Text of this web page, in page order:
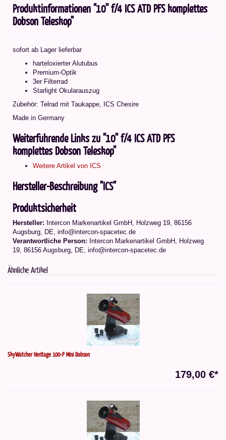
Produktinformationen "10'' f/4 ICS ATD PFS komplettes
Dobson Teleskop"
sofort ab Lager lieferbar
harteloxierter Alutubus
Premium-Optik
3er Filterrad
Starlight Okularauszug
Zubehör: Telrad mit Taukappe, ICS Chesire
Made in Germany
Weiterführende Links zu "10'' f/4 ICS ATD PFS
komplettes Dobson Teleskop"
Weitere Artikel von ICS
Hersteller-Beschreibung "ICS"
Produktsicherheit
Hersteller: Intercon Markenartikel GmbH, Holzweg 19, 86156
Augsburg, DE, info@intercon-spacetec.de
Verantwortliche Person: Intercon Markenartikel GmbH, Holzweg
19, 86156 Augsburg, DE, info@intercon-spacetec.de
Ähnliche Artikel
SkyWatcher Heritage 100-P Mini Dobson
179,00 €*